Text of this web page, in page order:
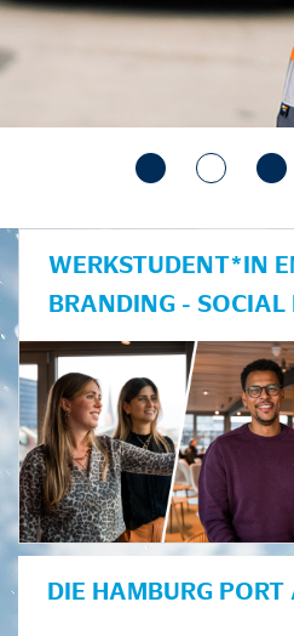
WERKSTUDENT*IN
BRANDING - SOCIAL
DIE HAMBURG